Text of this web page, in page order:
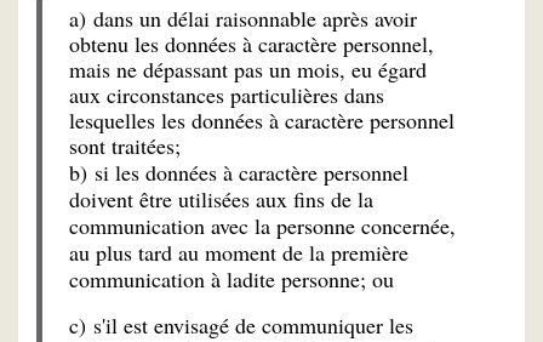
a) dans un délai raisonnable après avoir
obtenu les données à caractère personnel,
mais ne dépassant pas un mois, eu égard
aux circonstances particulières dans
lesquelles les données à caractère personnel
sont traitées;
b) si les données à caractère personnel
doivent être utilisées aux fins de la
communication avec la personne concernée,
au plus tard au moment de la première
communication à ladite personne; ou
c) s'il est envisagé de communiquer les